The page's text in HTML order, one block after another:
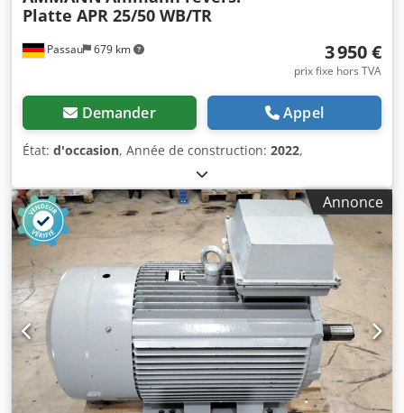
Passau 679 km
Platte APR 25/50 WB/TR
3 950 €
prix fixe hors TVA
Demander Appel
État: d'occasion, Année de construction: 2022,
Annonce